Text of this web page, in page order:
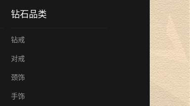
钻石品类
钻戒
对戒
颈饰
手饰